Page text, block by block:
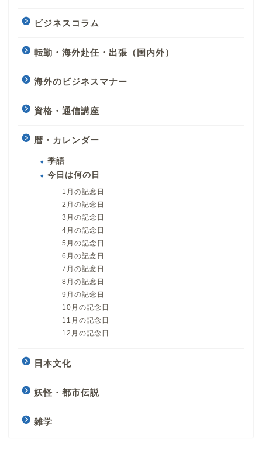
ビジネスコラム
転勤・海外赴任・出張（国内外）
海外のビジネスマナー
資格・通信講座
暦・カレンダー
季語
今日は何の日
1月の記念日
2月の記念日
3月の記念日
4月の記念日
5月の記念日
6月の記念日
7月の記念日
8月の記念日
9月の記念日
10月の記念日
11月の記念日
12月の記念日
日本文化
妖怪・都市伝説
雑学